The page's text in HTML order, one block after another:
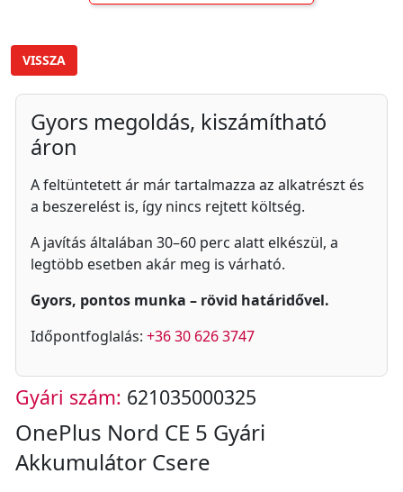
VISSZA
Gyors megoldás, kiszámítható
áron
A feltüntetett ár már tartalmazza az alkatrészt és
a beszerelést is, így nincs rejtett költség.
A javítás általában 30–60 perc alatt elkészül, a
legtöbb esetben akár meg is várható.
Gyors, pontos munka – rövid határidővel.
Időpontfoglalás: +36 30 626 3747
Gyári szám: 621035000325
OnePlus Nord CE 5 Gyári
Akkumulátor Csere